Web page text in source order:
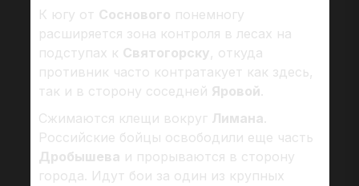
К югу от Соснового понемногу
расширяется зона контроля в лесах на
подступах к Святогорску, откуда
противник часто контратакует как здесь,
так и в сторону соседней Яровой.
Сжимаются клещи вокруг Лимана.
Российские бойцы освободили еще часть
Дробышева и прорываются в сторону
города. Идут бои за один из крупных